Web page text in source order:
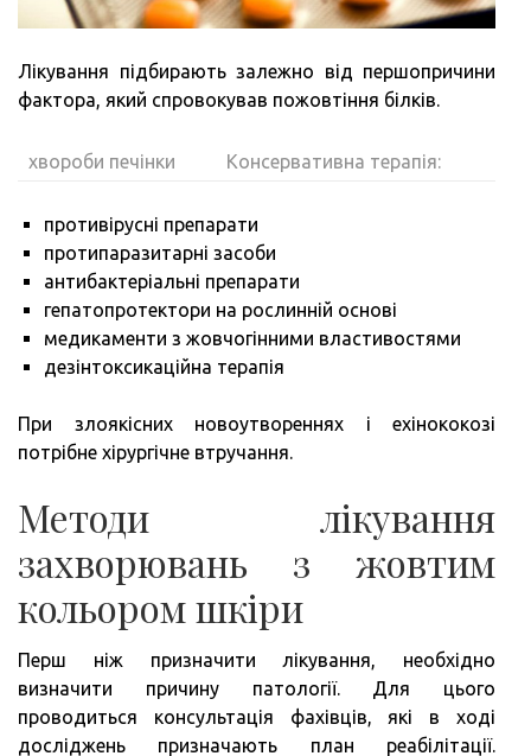
Лікування підбирають залежно від першопричини
фактора, який спровокував пожовтіння білків.
хвороби печінки Консервативна терапія:
противірусні препарати
протипаразитарні засоби
антибактеріальні препарати
гепатопротектори на рослинній основі
медикаменти з жовчогінними властивостями
дезінтоксикаційна терапія
При злоякісних новоутвореннях і ехінококозі
потрібне хірургічне втручання.
Методи лікування
захворювань з жовтим
кольором шкіри
Перш ніж призначити лікування, необхідно
визначити причину патології. Для цього
проводиться консультація фахівців, які в ході
досліджень призначають план реабілітації.